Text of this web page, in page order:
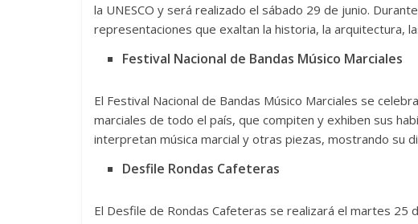
la UNESCO y será realizado el sábado 29 de junio.
representaciones que exaltan la historia, la arquitectura,
Festival Nacional de Bandas Músico Marciales
El Festival Nacional de Bandas Músico Marciales se
marciales de todo el país, que compiten y exhiben sus
interpretan música marcial y otras piezas, mostrando su
Desfile Rondas Cafeteras
El Desfile de Rondas Cafeteras se realizará el martes 25